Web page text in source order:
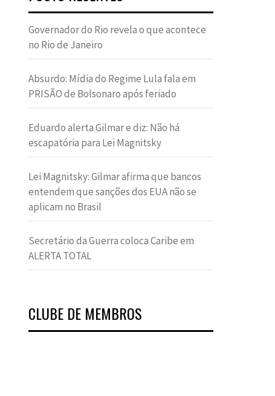
Governador do Rio revela o que acontece
no Rio de Janeiro
Absurdo: Mídia do Regime Lula fala em
PRISÃO de Bolsonaro após feriado
Eduardo alerta Gilmar e diz: Não há
escapatória para Lei Magnitsky
Lei Magnitsky: Gilmar afirma que bancos
entendem que sanções dos EUA não se
aplicam no Brasil
Secretário da Guerra coloca Caribe em
ALERTA TOTAL
CLUBE DE MEMBROS